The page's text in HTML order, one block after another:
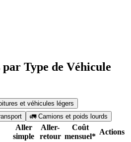
par Type de Véhicule
Voitures et véhicules légers
🚛 Camions et poids lourds
Aller
simple
Aller-
retour
Coût
mensuel*
Actions